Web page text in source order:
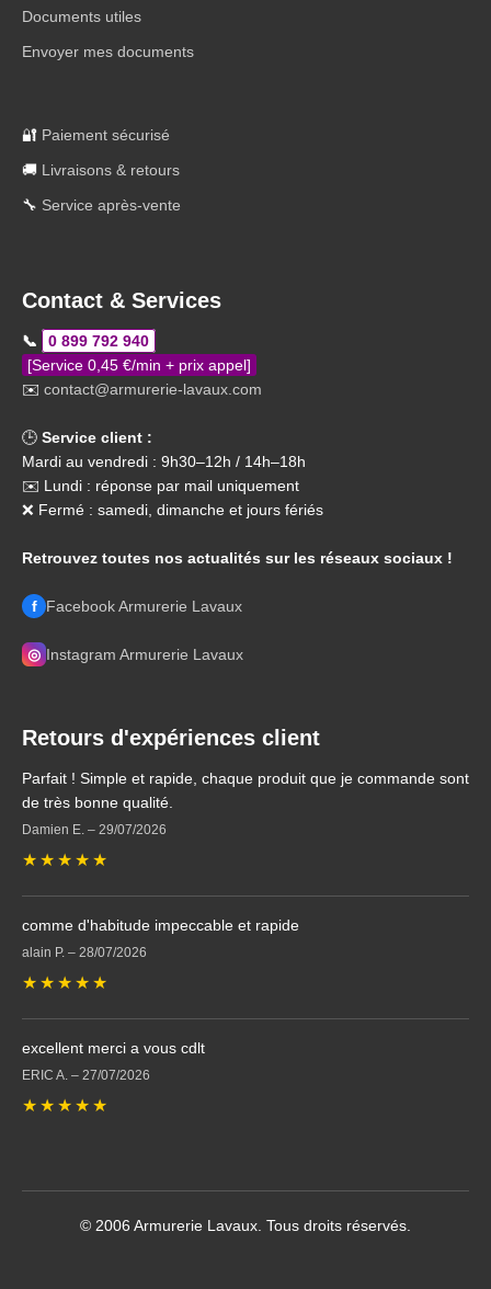
Documents utiles
Envoyer mes documents
🔐 Paiement sécurisé
🚚 Livraisons & retours
🔧 Service après-vente
Contact & Services
📞
0 899 792 940
[Service 0,45 €/min + prix appel]
✉️ contact@armurerie-lavaux.com
🕒 Service client :
Mardi au vendredi : 9h30–12h / 14h–18h
✉️ Lundi : réponse par mail uniquement
❌ Fermé : samedi, dimanche et jours fériés
Retrouvez toutes nos actualités sur les réseaux sociaux !
f Facebook Armurerie Lavaux
◎ Instagram Armurerie Lavaux
Retours d'expériences client
Parfait ! Simple et rapide, chaque produit que je commande sont
de très bonne qualité.
Damien E. – 29/07/2026
★ ★ ★ ★ ★
comme d'habitude impeccable et rapide
alain P. – 28/07/2026
★ ★ ★ ★ ★
excellent merci a vous cdlt
ERIC A. – 27/07/2026
★ ★ ★ ★ ★
© 2006 Armurerie Lavaux. Tous droits réservés.